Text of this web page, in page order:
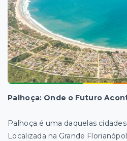
Palhoça: Onde o Futuro
Palhoça é uma daquelas
Localizada na Grande